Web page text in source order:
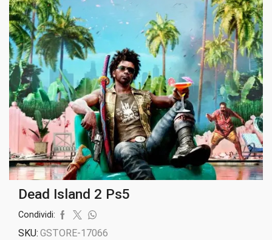
Dead Island 2 Ps5
Condividi:
SKU: GSTORE-17066